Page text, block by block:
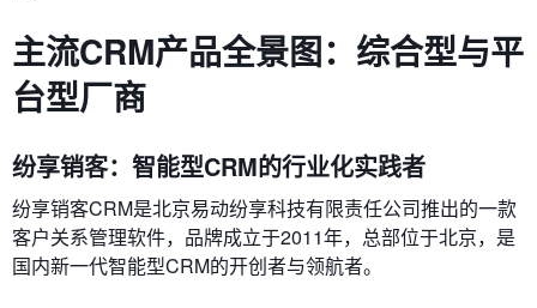
主流CRM产品全景图：综合型与平
台型厂商
纷享销客：智能型CRM的行业化实践者
纷享销客CRM是北京易动纷享科技有限责任公司推出的一款
客户关系管理软件，品牌成立于2011年，总部位于北京，是
国内新一代智能型CRM的开创者与领航者。